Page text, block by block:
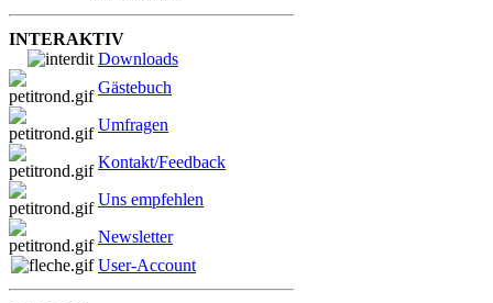
INTERAKTIV
Downloads
Gästebuch
Umfragen
Kontakt/Feedback
Uns empfehlen
Newsletter
User-Account